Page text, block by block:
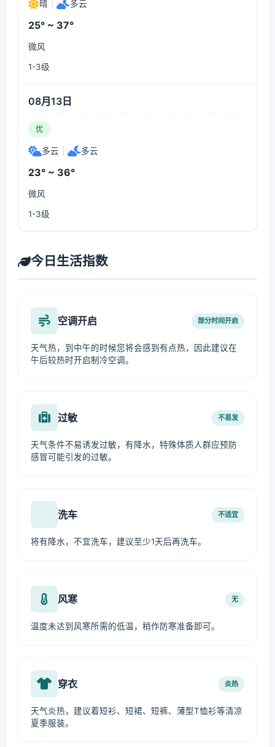
晴 多云
25° ~ 37°
微风
1-3级
08月13日
优
多云 多云
23° ~ 36°
微风
1-3级
今日生活指数
空调开启 部分时间开启
天气热，到中午的时候您将会感到有点热，因此建议在
午后较热时开启制冷空调。
过敏 不易发
天气条件不易诱发过敏，有降水，特殊体质人群应预防
感冒可能引发的过敏。
洗车 不适宜
将有降水，不宜洗车，建议至少1天后再洗车。
风寒 无
温度未达到风寒所需的低温，稍作防寒准备即可。
穿衣 炎热
天气炎热，建议着短衫、短裙、短裤、薄型T恤衫等清凉
夏季服装。